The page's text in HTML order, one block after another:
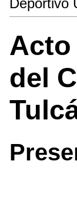
Deportivo
Acto
del